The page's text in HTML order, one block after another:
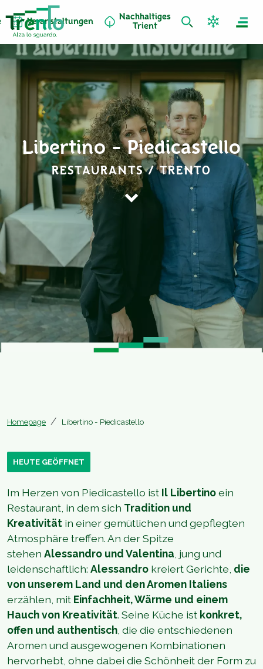
Veranstaltungen
Nachhaltiges
Trient
Libertino - Piedicastello
RESTAURANTS / TRENTO
Homepage Libertino - Piedicastello
HEUTE GEÖFFNET
Im Herzen von Piedicastello ist Il Libertinoein
Restaurant, in dem sich Tradition und
Kreativität in einer gemütlichen und gepflegten
Atmosphäre treffen. An der Spitze
stehen Alessandro und Valentina , jung und
leidenschaftlich: Alessandro kreiert Gerichte, die
von unserem Land und den Aromen Italiens
erzählen, mit Einfachheit, Wärme und einem
Hauch von Kreativität. Seine Küche ist konkret,
offen und authentisch , die die entschiedenen
Aromen und ausgewogenen Kombinationen
hervorhebt, ohne dabei die Schönheit der Form zu